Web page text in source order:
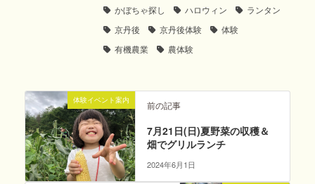
かぼちゃ探し
ハロウィン
ランタン
京丹後
京丹後体験
体験
有機農業
農体験
体験イベント案内 前の記事
7月21日(日)夏野菜の収穫＆
畑でグリルランチ
2024年6月1日